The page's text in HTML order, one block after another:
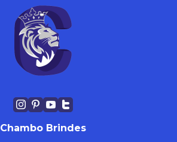
Chambo Brindes